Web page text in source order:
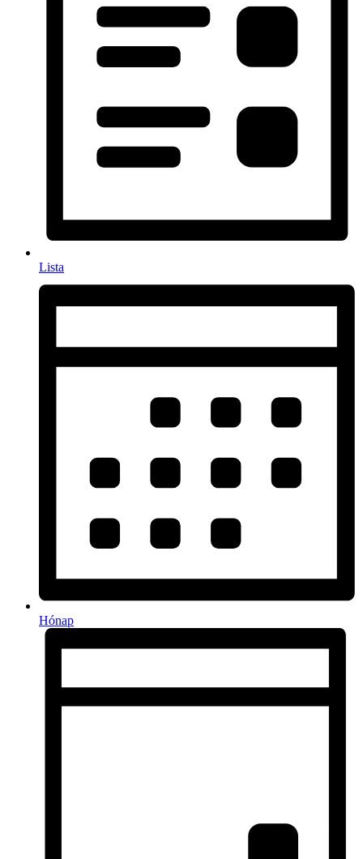
Lista
Hónap